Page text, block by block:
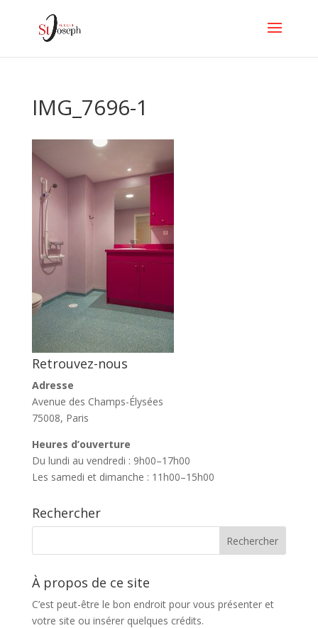
IMG_7696-1
Retrouvez-nous
Adresse
Avenue des Champs-Élysées
75008, Paris
Heures d’ouverture
Du lundi au vendredi : 9h00–17h00
Les samedi et dimanche : 11h00–15h00
Rechercher
À propos de ce site
C’est peut-être le bon endroit pour vous présenter et
votre site ou insérer quelques crédits.